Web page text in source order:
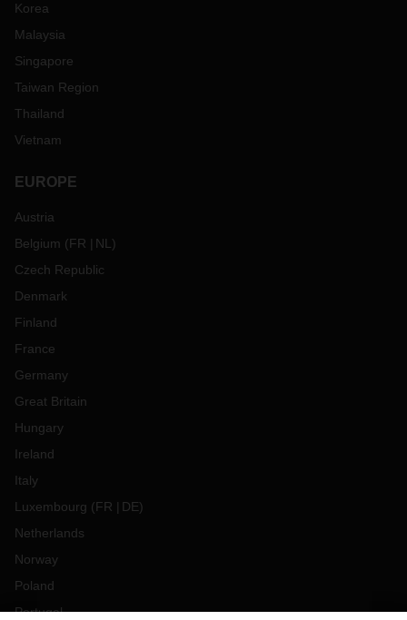
Korea
Malaysia
Singapore
Taiwan Region
Thailand
Vietnam
EUROPE
Austria
Belgium (FR NL )
Czech Republic
Denmark
Finland
France
Germany
Great Britain
Hungary
Ireland
Italy
Luxembourg (FR DE)
Netherlands
Norway
Poland
Portugal